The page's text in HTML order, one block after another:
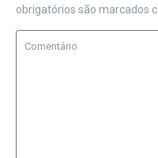
obrigatórios são marcados